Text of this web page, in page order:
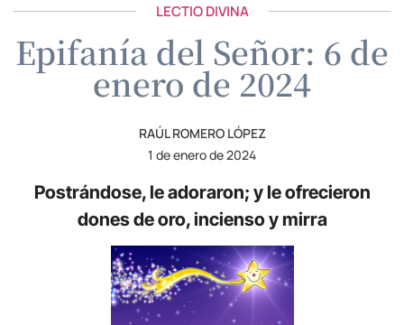
LECTIO DIVINA
Epifanía del Señor: 6 de
enero de 2024
RAÚL ROMERO LÓPEZ
1 de enero de 2024
Postrándose, le adoraron; y le ofrecieron
dones de oro, incienso y mirra